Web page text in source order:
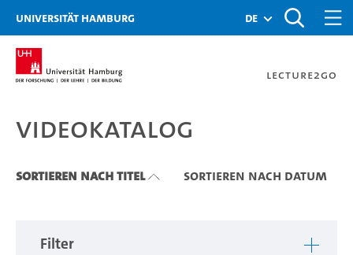
Zu den Filtern
Zur Metanavigation
Zur Hauptnavigation
Zur Suche
Zum Inhalt
Zum Seitenfuss
Universität Hamburg de
Lecture2Go
Videokatalog
Videokatalog
Sortieren nach Titel Sortieren nach Datum
Filter